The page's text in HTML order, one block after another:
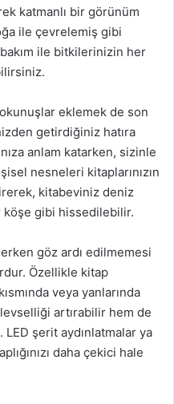
katmanlı bir görünüm
ile çevrelemiş gibi
ile bitkilerinizin her
eklemek de son
getirdiğiniz hatıra
anlam katarken, sizinle
nesneleri kitaplarınızın
kitabeviniz deniz
köşe gibi hissedilebilir.
göz ardı edilmemesi
Özellikle kitap
veya yanlarında
artırabilir hem de
şerit aydınlatmalar ya
daha çekici hale